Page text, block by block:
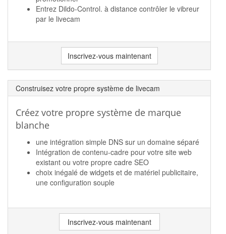
Entrez Dildo-Control. à distance contrôler le vibreur
par le livecam
Inscrivez-vous maintenant
Construisez votre propre système de livecam
Créez votre propre système de marque
blanche
une intégration simple DNS sur un domaine séparé
Intégration de contenu-cadre pour votre site web
existant ou votre propre cadre SEO
choix inégalé de widgets et de matériel publicitaire,
une configuration souple
Inscrivez-vous maintenant